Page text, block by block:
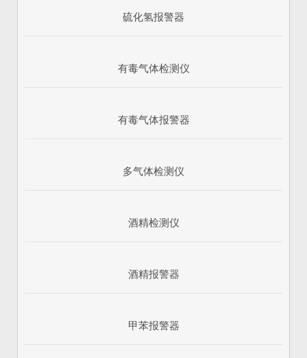
硫化氢报警器
有毒气体检测仪
有毒气体报警器
多气体检测仪
酒精检测仪
酒精报警器
甲苯报警器